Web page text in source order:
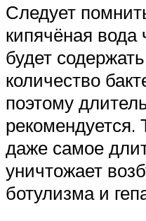
Следует
кипячёная вода
будет
количество
поэтому
рекомендуется.
даже самое
уничтожает
ботулизма и